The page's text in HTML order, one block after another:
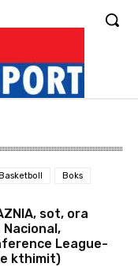
Boks
sot, ora
Nacional,
League-
kthimit)